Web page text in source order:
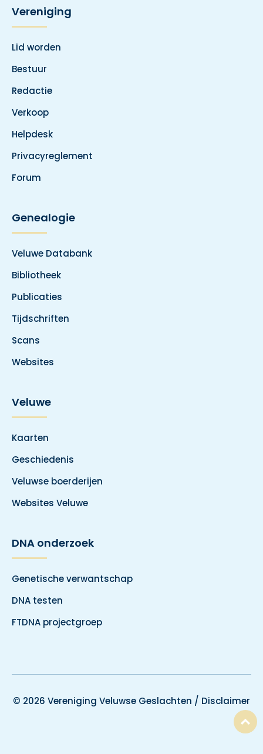
Vereniging
Lid worden
Bestuur
Redactie
Verkoop
Helpdesk
Privacyreglement
Forum
Genealogie
Veluwe Databank
Bibliotheek
Publicaties
Tijdschriften
Scans
Websites
Veluwe
Kaarten
Geschiedenis
Veluwse boerderijen
Websites Veluwe
DNA onderzoek
Genetische verwantschap
DNA testen
FTDNA projectgroep
© 2026 Vereniging Veluwse Geslachten / Disclaimer